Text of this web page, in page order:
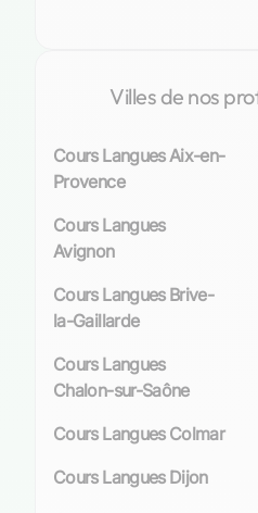
particuliers de langues
exigences individuelles :
examen spécifique,
vue d’un déplacement
ou accompagnement
cette demande se traduit
qualitative detuteurs dédiés
expertise pour guider
Les bénéfices des
langues
Avantages pédagogiques
Villes de nos
Cours Langues Aix-en-
Provence
Cours Langues
Avignon
Cours Langues Brive-
la-Gaillarde
Cours Langues
Chalon-sur-Saône
Cours Langues Colmar
Cours Langues Dijon